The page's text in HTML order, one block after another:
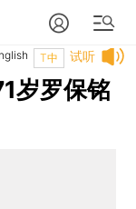
试听
T中
岁罗保铭